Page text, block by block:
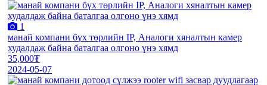
1
манай компани бүх төрлийн IP, Аналоги хяналтын камер
худалдаж байна баталгаа олгоно үнэ хямд
35,000₮
2024-05-07